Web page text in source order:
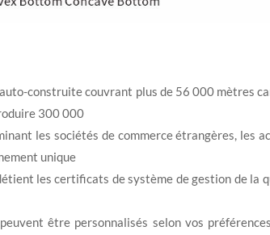
construite couvrant plus de 56 000 mètres
300 000
les sociétés de commerce étrangères, les
unique
les certificats de système de gestion de la
être personnalisés selon vos